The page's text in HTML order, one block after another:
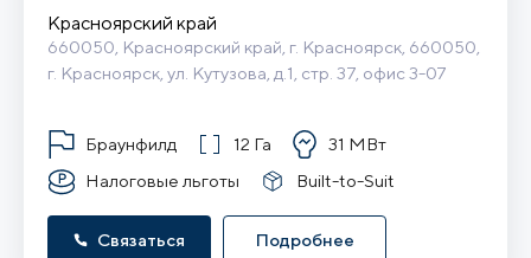
Красноярский край
660050, Красноярский край, г. Красноярск, 660050,
г. Красноярск, ул. Кутузова, д.1, стр. 37, офис 3-07
Браунфилд 12 Га
31 МВт
Налоговые льготы
Built-to-Suit
Связаться Подробнее